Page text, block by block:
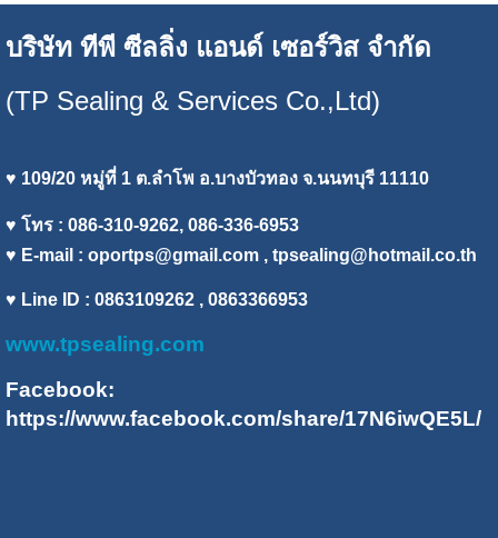
บริษัท ทีพี ซีลลิ่ง แอนด์ เซอร์วิส จำกัด
(TP Sealing & Services Co.,Ltd)
♥ 109/20 หมู่ที่ 1 ต.ลำโพ อ.บางบัวทอง จ.นนทบุรี 11110
♥ โทร : 086-310-9262, 086-336-6953
♥ E-mail : oportps@gmail.com , tpsealing@hotmail.co.th
♥ Line ID : 0863109262 , 0863366953
www.tpsealing.com
Facebook:
https://www.facebook.com/share/17N6iwQE5L/